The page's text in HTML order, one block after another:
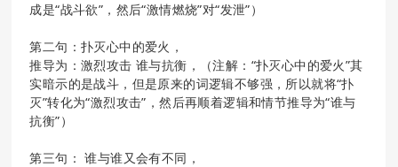
成是“战斗欲”，然后“激情燃烧”对“发泄”）
第二句：扑灭心中的爱火，
推导为：激烈攻击 谁与抗衡，（注解：“扑灭心中的爱火”其
实暗示的是战斗，但是原来的词逻辑不够强，所以就将“扑
灭”转化为“激烈攻击”，然后再顺着逻辑和情节推导为“谁与
抗衡”）
第三句： 谁与谁又会有不同，